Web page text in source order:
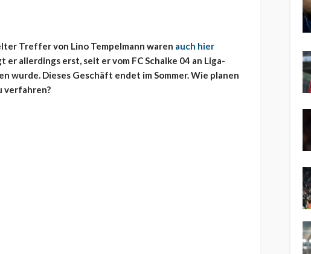
Treffer von Lino Tempelmann waren auch hier
allerdings erst, seit er vom FC Schalke 04 an Liga-
wurde. Dieses Geschäft endet im Sommer. Wie planen
verfahren?